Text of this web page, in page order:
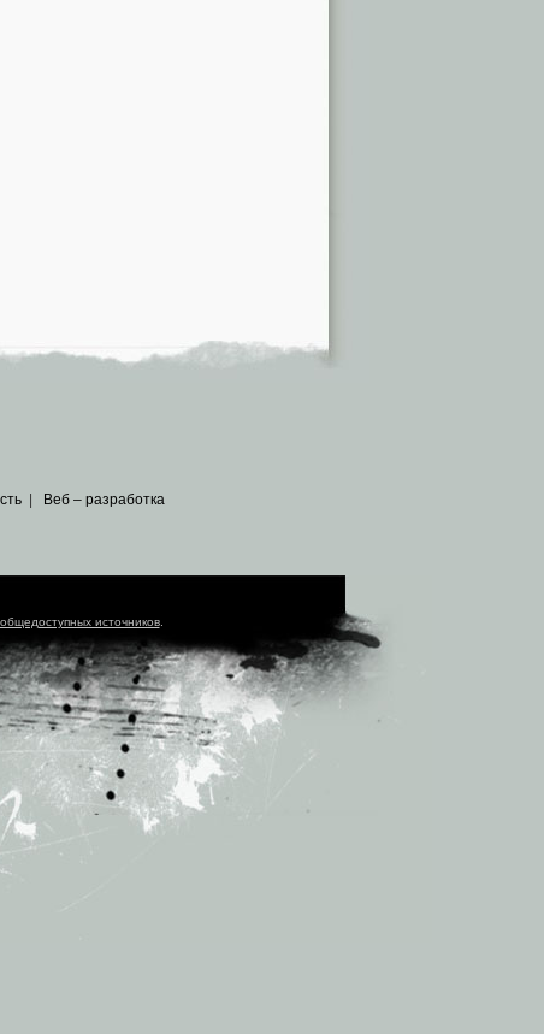
Веб – разработка
источников.